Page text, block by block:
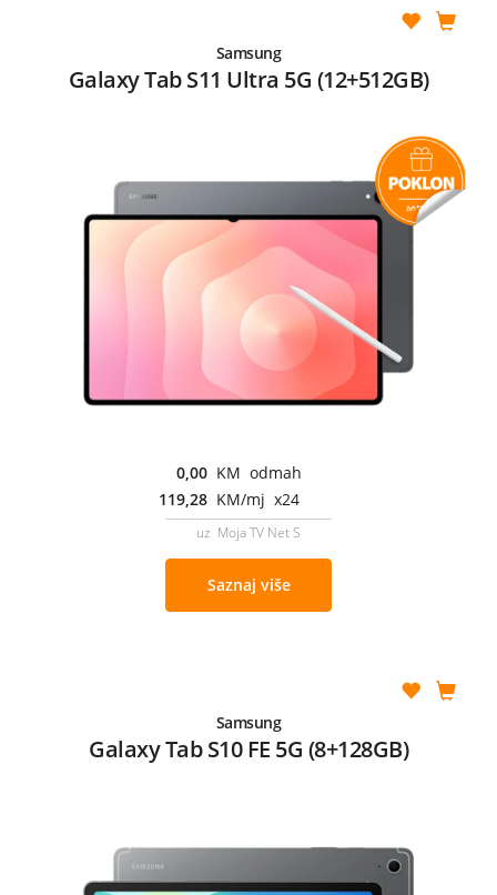
Samsung
Galaxy Tab S11 Ultra 5G (12+512GB)
0,00 KM odmah
119,28 KM/mj x24
uz Moja TV Net S
Saznaj više
Samsung
Galaxy Tab S10 FE 5G (8+128GB)